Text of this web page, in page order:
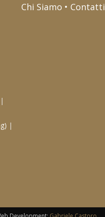
Chi Siamo • Contatti
|
|